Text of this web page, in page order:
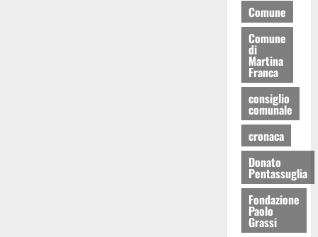
Comune
Comune
di
Martina
Franca
consiglio
comunale
cronaca
Donato
Pentassuglia
Fondazione
Paolo
Grassi